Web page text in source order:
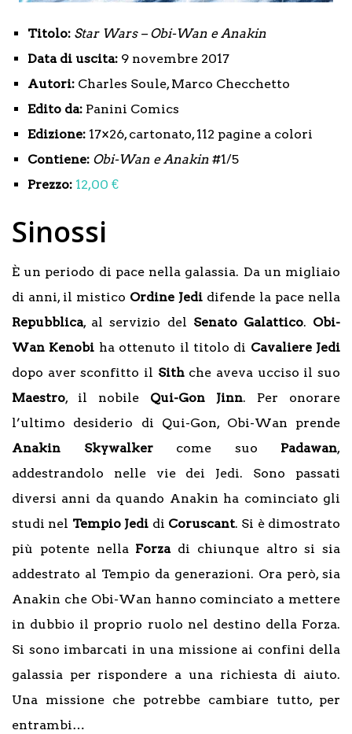
Titolo: Star Wars – Obi-Wan e Anakin
Data di uscita: 9 novembre 2017
Autori: Charles Soule, Marco Checchetto
Edito da: Panini Comics
Edizione: 17×26, cartonato, 112 pagine a colori
Contiene: Obi-Wan e Anakin #1/5
Prezzo: 12,00 €
Sinossi
È un periodo di pace nella galassia. Da un migliaio
di anni, il mistico Ordine Jedi difende la pace nella
Repubblica, al servizio del Senato Galattico. Obi-
Wan Kenobi ha ottenuto il titolo di Cavaliere Jedi
dopo aver sconfitto il Sithche aveva ucciso il suo
Maestro, il nobile Qui-Gon Jinn. Per onorare
l’ultimo desiderio di Qui-Gon, Obi-Wan prende
Anakin
Skywalkercome suo Padawan,
addestrandolo nelle vie dei Jedi. Sono passati
diversi anni da quando Anakin ha cominciato gli
studi nel Tempio Jedi di Coruscant. Si è dimostrato
più potente nella Forzadi chiunque altro si sia
addestrato al Tempio da generazioni. Ora però, sia
Anakin che Obi-Wan hanno cominciato a mettere
in dubbio il proprio ruolo nel destino della Forza.
Si sono imbarcati in una missione ai confini della
galassia per rispondere a una richiesta di aiuto.
Una missione che potrebbe cambiare tutto, per
entrambi…